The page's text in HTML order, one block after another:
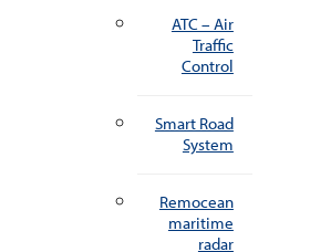
ATC – Air
Traffic
Control
Smart Road
System
Remocean
maritime
radar